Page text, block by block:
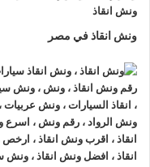
لتزويدك بأفضل مساعدة
السريع.
ونش إنقاذ سياراتمن
فريدةلإنقاذ السيارات،
انقاذ الروادوأحصل على خصم 50% ،
تتبع GPS لأمانك وأمان سيارتك.
ونش انقاذ في مصر